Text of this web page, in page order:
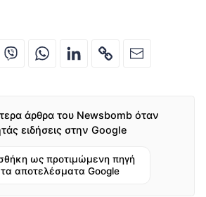
άρθρα του Newsbomb όταν
ειδήσεις στην Google
ως προτιμώμενη πηγή
αποτελέσματα Google